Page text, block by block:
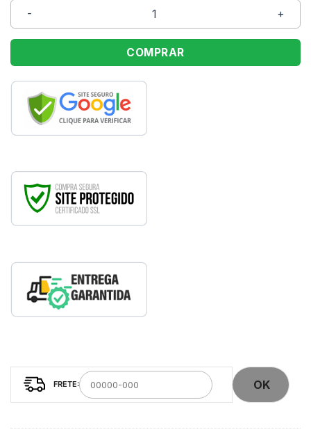
Saco Metálico 45x59 Romântico Cromus C/25
COMPRAR
OK